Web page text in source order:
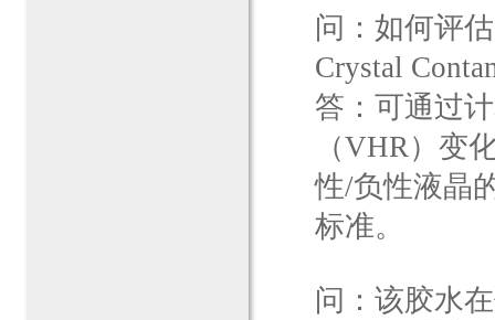
问：如何评
Crystal
答：可通过
（VHR）变
性/负性液晶
标准。
问：该胶水